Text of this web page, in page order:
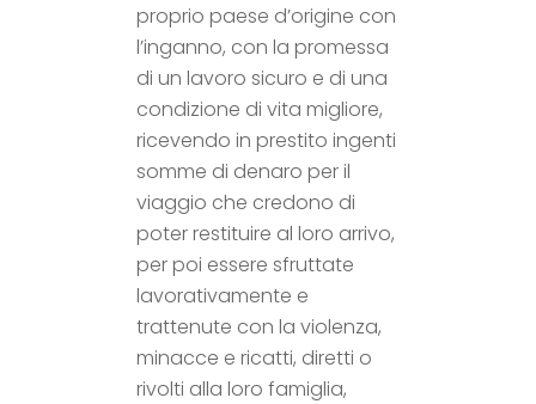
proprio paese d’origine con
l’inganno, con la promessa
di un lavoro sicuro e di una
condizione di vita migliore,
ricevendo in prestito ingenti
somme di denaro per il
viaggio che credono di
poter restituire al loro arrivo,
per poi essere sfruttate
lavorativamente e
trattenute con la violenza,
minacce e ricatti, diretti o
rivolti alla loro famiglia,